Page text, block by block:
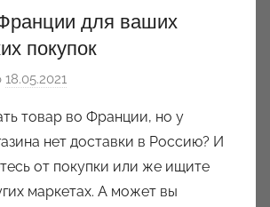
для ваших
покупок
18.05.2021
т
о
р
о
товар во Франции, но у
нет доставки в Россию? И
от покупки или же ищите
маркетах. А может вы